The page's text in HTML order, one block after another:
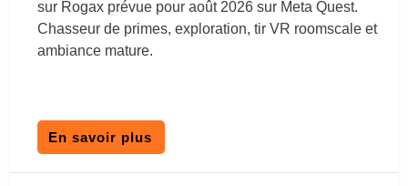
sur Rogax prévue pour août 2026 sur Meta Quest.
Chasseur de primes, exploration, tir VR roomscale et
ambiance mature.
En savoir plus